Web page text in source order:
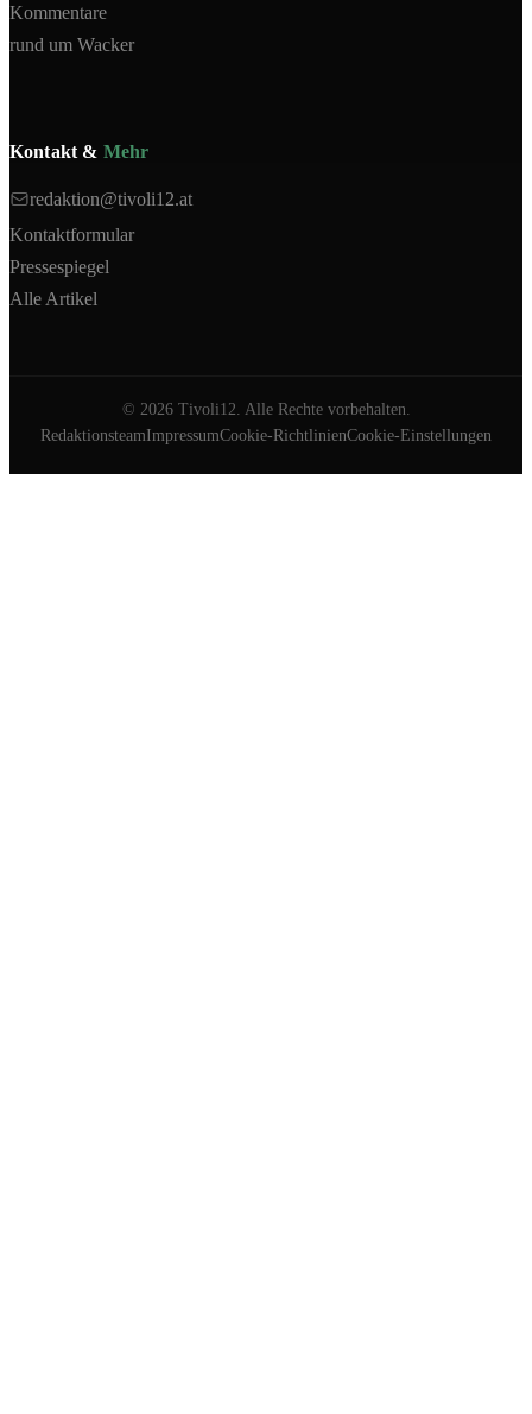
Kommentare
rund um Wacker
Kontakt & Mehr
redaktion@tivoli12.at
Kontaktformular
Pressespiegel
Alle Artikel
© 2026Tivoli12. Alle Rechte vorbehalten.
RedaktionsteamImpressumCookie-RichtlinienCookie-Einstellungen